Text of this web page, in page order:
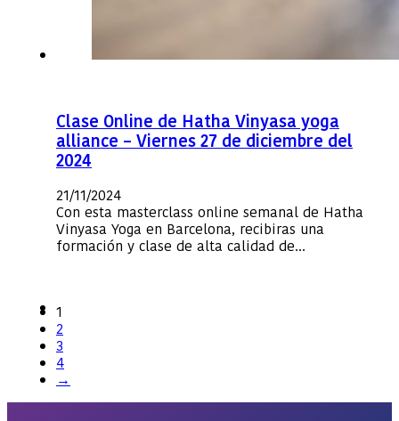
Clase Online de Hatha Vinyasa yoga
alliance – Viernes 27 de diciembre del
2024
21/11/2024
Con esta masterclass online semanal de Hatha
Vinyasa Yoga en Barcelona, recibiras una
formación y clase de alta calidad de…
1
2
3
4
→